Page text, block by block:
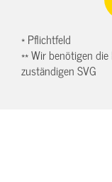
* Pflichtfeld
** Wir benötigen
zuständigen SVG